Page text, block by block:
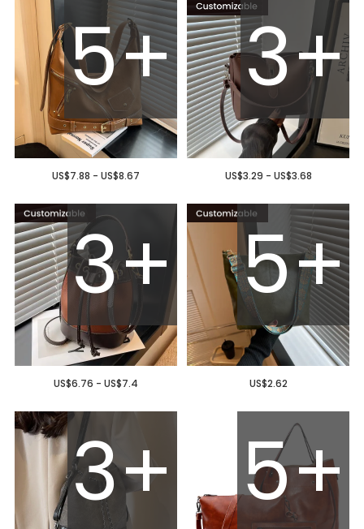
5+
US$7.88 - US$8.67
3+
US$3.29 - US$3.68
3+
US$6.76 - US$7.4
5+
US$2.62
3+ 5+